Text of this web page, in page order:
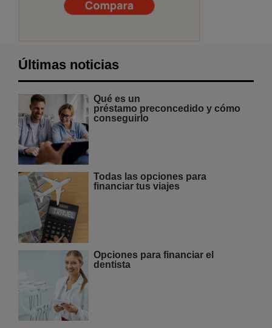
Últimas noticias
Qué es un
préstamo preconcedido y cómo
conseguirlo
Todas las opciones para
financiar tus viajes
Opciones para financiar el
dentista